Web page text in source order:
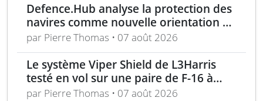
Defence.Hub analyse la protection des
navires comme nouvelle orientation du
système MACS
par Pierre Thomas • 07 août 2026
Le système Viper Shield de L3Harris
testé en vol sur une paire de F-16 à
Edwards AFB
par Pierre Thomas • 07 août 2026